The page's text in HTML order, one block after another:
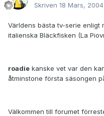
Skriven 18 Mars, 2004
Världens bästa tv-serie enligt
italienska Bläckfisken (La
roadie kanske vet var den
åtminstone första säsongen
Välkommen till forumet